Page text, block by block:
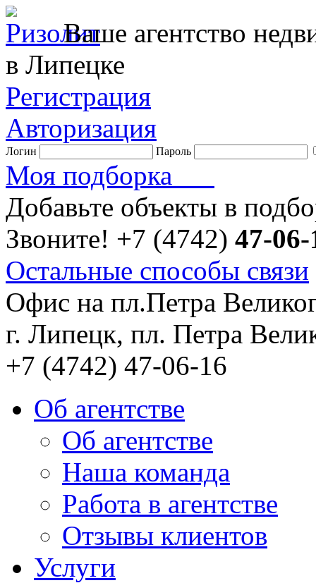
Ваше агентство
в Липецке
Регистрация
Авторизация
Логин Пароль
Моя подборка
Добавьте объекты в
Звоните! +7 (4742) 47-06-
Остальные способы связи
Офис на пл.Петра
г. Липецк, пл. Петра
+7 (4742) 47-06-16
Об агентстве
Об агентстве
Наша команда
Работа в агентстве
Отзывы клиентов
Услуги